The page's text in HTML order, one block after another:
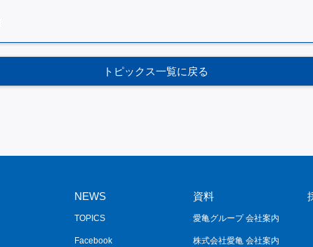
トピックス一覧に戻る
NEWS
TOPICS
Facebook
資料
愛亀グループ 会社案内
株式会社愛亀 会社案内